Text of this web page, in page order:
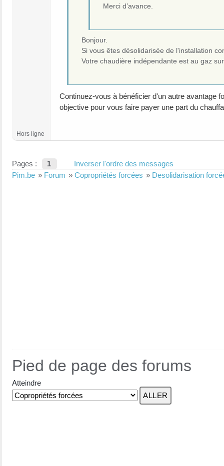
Merci d’avance.
Bonjour.
Si vous êtes désolidarisée de l'installation
Votre chaudière indépendante est au gaz
Continuez-vous à bénéficier d'un autre avantage
objective pour vous faire payer une part du
Hors ligne
Pages : 1
Inverser l'ordre des messages
Pim.be » Forum » Copropriétés forcées » Desolidarisation
Pied de page des forums
Atteindre